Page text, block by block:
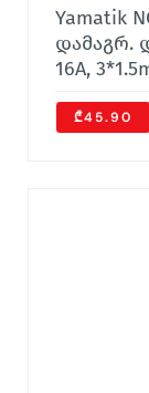
Yamatik
დამაგრ.
16A,
₾45.90